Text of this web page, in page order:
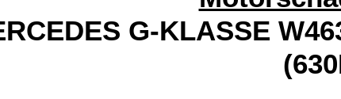
G-KLASSE